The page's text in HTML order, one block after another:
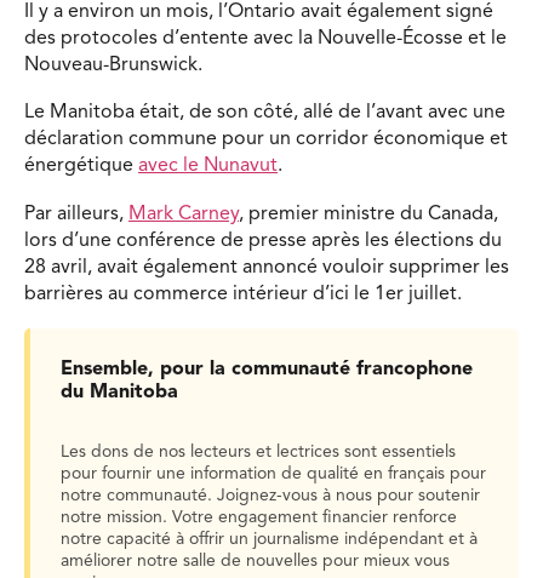
Il y a environ un mois, l’Ontario avait également signé
des protocoles d’entente avec la Nouvelle-Écosse et le
Nouveau-Brunswick.
Le Manitoba était, de son côté, allé de l’avant avec une
déclaration commune pour un corridor économique et
énergétique avec le Nunavut.
Par ailleurs, Mark Carney, premier ministre du Canada,
lors d’une conférence de presse après les élections du
28 avril, avait également annoncé vouloir supprimer les
barrières au commerce intérieur d’ici le 1er juillet.
Ensemble, pour la communauté francophone
du Manitoba
Les dons de nos lecteurs et lectrices sont essentiels
pour fournir une information de qualité en français pour
notre communauté. Joignez-vous à nous pour soutenir
notre mission. Votre engagement financier renforce
notre capacité à offrir un journalisme indépendant et à
améliorer notre salle de nouvelles pour mieux vous